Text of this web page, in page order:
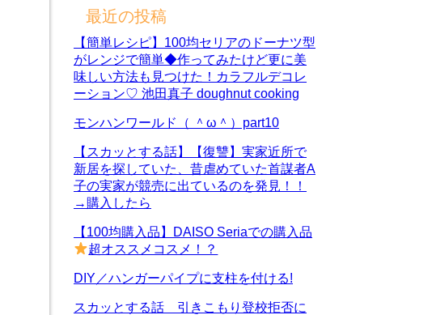
最近の投稿
【簡単レシピ】100均セリアのドーナツ型
がレンジで簡単◆作ってみたけど更に美
味しい方法も見つけた！カラフルデコレ
ーション♡ 池田真子 doughnut cooking
モンハンワールド（ ＾ω＾）part10
【スカッとする話】【復讐】実家近所で
新居を探していた、昔虐めていた首謀者A
子の実家が競売に出ているのを発見！！
→購入したら
【100均購入品】DAISO Seriaでの購入品
超オススメコスメ！？
DIY／ハンガーパイプに支柱を付ける!
スカッとする話 引きこもり登校拒否に